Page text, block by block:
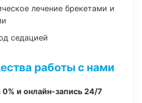
лечение брекетами и
седацией
работы с нами
0% и онлайн-запись 24/7